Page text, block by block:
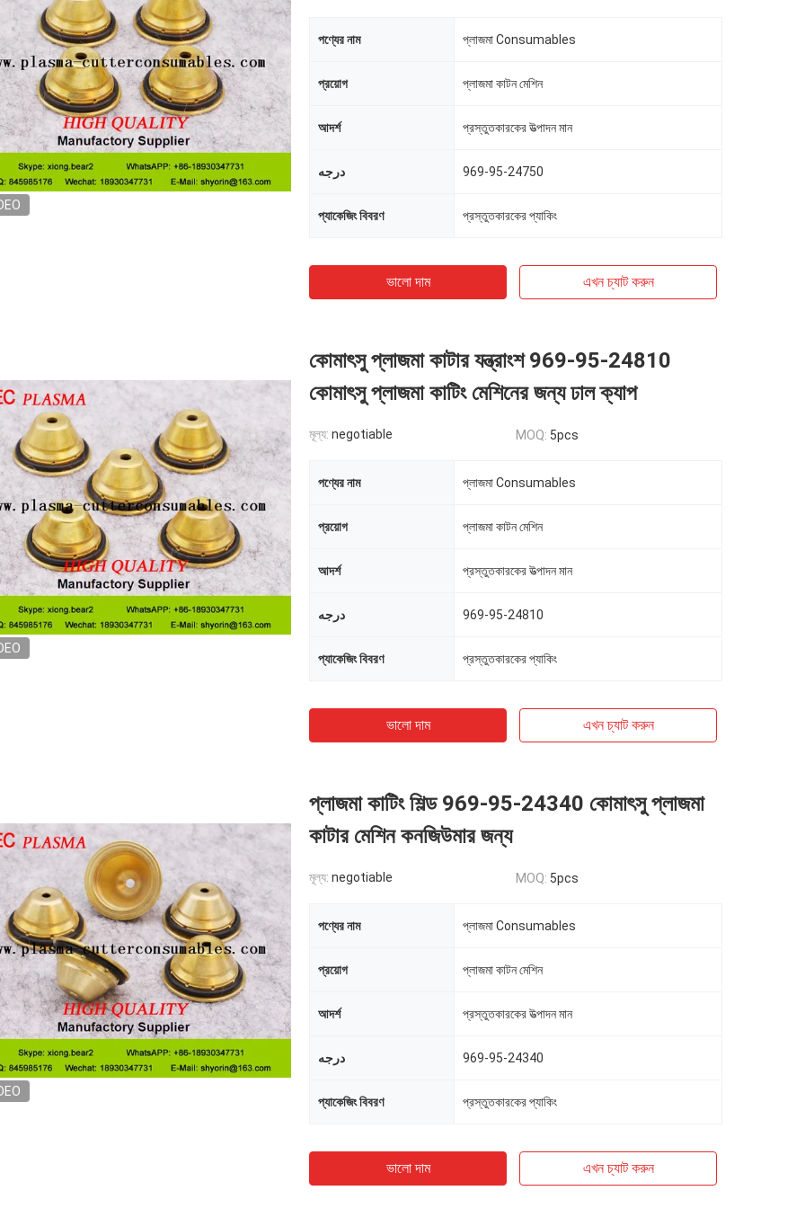
পণ্যের নাম প্লাজমা Consumables
প্রয়োগ প্লাজমা কাটন মেশিন
আদর্শ প্রস্তুতকারকের উত্পাদন মান
درجه 969-95-24750
প্যাকেজিং বিবরণ প্রস্তুতকারকের প্যাকিং
ভালো দাম এখন চ্যাট করুন
কোমাৎসু প্লাজমা কাটার যন্ত্রাংশ 969-95-24810
কোমাৎসু প্লাজমা কাটিং মেশিনের জন্য ঢাল ক্যাপ
মূল্য: negotiable MOQ: 5pcs
পণ্যের নাম প্লাজমা Consumables
প্রয়োগ প্লাজমা কাটন মেশিন
আদর্শ প্রস্তুতকারকের উত্পাদন মান
درجه 969-95-24810
প্যাকেজিং বিবরণ প্রস্তুতকারকের প্যাকিং
ভালো দাম এখন চ্যাট করুন
প্লাজমা কাটিং শিল্ড 969-95-24340 কোমাৎসু প্লাজমা
কাটার মেশিন কনজিউমার জন্য
মূল্য: negotiable MOQ: 5pcs
পণ্যের নাম প্লাজমা Consumables
প্রয়োগ প্লাজমা কাটন মেশিন
আদর্শ প্রস্তুতকারকের উত্পাদন মান
درجه 969-95-24340
প্যাকেজিং বিবরণ প্রস্তুতকারকের প্যাকিং
ভালো দাম এখন চ্যাট করুন